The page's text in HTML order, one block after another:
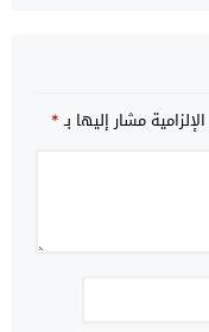
مشار إليها بـ*